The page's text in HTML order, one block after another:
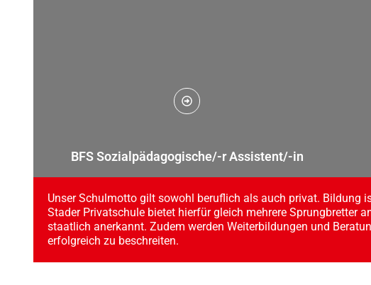
BFS Sozialpädagogische/-r Assistent/-in
Unser Schulmotto gilt sowohl beruflich als auch privat. Bildung
Stader Privatschule bietet hierfür gleich mehrere Sprungbretter
staatlich anerkannt. Zudem werden Weiterbildungen und
erfolgreich zu beschreiten.